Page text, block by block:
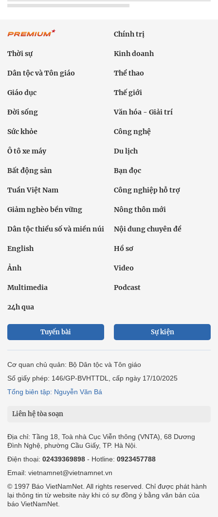
Chính trị
Thời sự Kinh doanh
Dân tộc và Tôn giáo Thể thao
Giáo dục Thế giới
Đời sống Văn hóa - Giải trí
Sức khỏe Công nghệ
Ô tô xe máy Du lịch
Bất động sản Bạn đọc
Tuần Việt Nam Công nghiệp hỗ trợ
Giảm nghèo bền vững Nông thôn mới
Dân tộc thiểu số và miền núi Nội dung chuyên đề
English Hồ sơ
Ảnh Video
Multimedia Podcast
24h qua
Tuyến bài Sự kiện
Cơ quan chủ quản: Bộ Dân tộc và Tôn giáo
Số giấy phép: 146/GP-BVHTTDL, cấp ngày 17/10/2025
Tổng biên tập: Nguyễn Văn Bá
Liên hệ tòa soạn
Địa chỉ: Tầng 18, Toà nhà Cục Viễn thông (VNTA), 68 Dương
Đình Nghệ, phường Cầu Giấy, TP. Hà Nội.
Điện thoại: 02439369898 - Hotline: 0923457788
Email: vietnamnet@vietnamnet.vn
© 1997 Báo VietNamNet. All rights reserved. Chỉ được phát hành
lại thông tin từ website này khi có sự đồng ý bằng văn bản của
báo VietNamNet.